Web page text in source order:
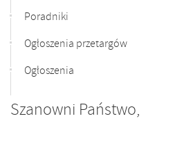
Poradniki
Ogłoszenia przetargów
Ogłoszenia
Szanowni Państwo,